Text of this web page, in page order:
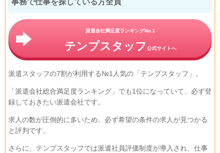
派遣会社満足度ランキングNo.1
テンプスタッフ 公式サイトへ
派遣スタッフの7割が利用する№1人気の「テンプスタッフ」。
「派遣会社総合満足度ランキング」でも1位になっていて、必ず登
録しておきたい派遣会社です。
求人の数が圧倒的に多いため、必ず希望の条件の求人が見つかる
と評判です。
さらに、テンプスタッフでは派遣社員評価制度が導入され、仕事